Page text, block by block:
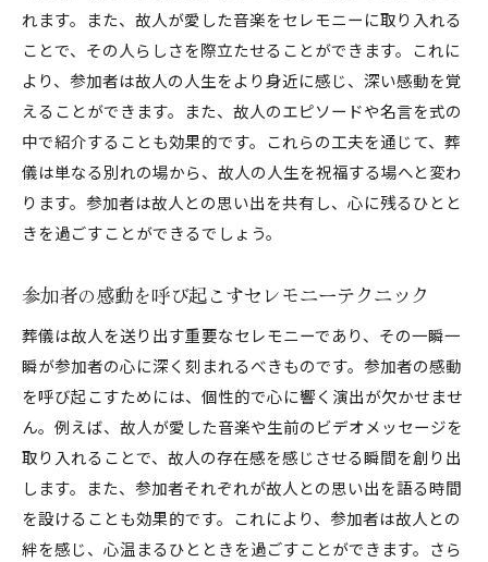
参加者の心に残る演出の取り入れ方
葬儀の個別性を高めるためのアイデア集
パーソナライズされた葬儀のためのヒント
故人の好きなものを取り入れた演出
遺族の意向を反映したプログラム作り
地域独自の文化を活かした葬儀の工夫
参加者が故人の人生を理解するための演出
思い出を美しく表現するための葬儀の工夫
故人の人生を感じさせるセレモニーの作り方
美しい思い出を共有するための演出
参加者の心に残るビジュアルディスプレイ
故人の趣味や職業をテーマにしたデコレーショ
ン
音楽と映像を駆使した感動の演出
参加者が故人を偲ぶための工夫
れます。また、故人が愛した音楽をセレモニーに取り入れる
ことで、その人らしさを際立たせることができます。これに
より、参加者は故人の人生をより身近に感じ、深い感動を覚
えることができます。また、故人のエピソードや名言を式の
中で紹介することも効果的です。これらの工夫を通じて、葬
儀は単なる別れの場から、故人の人生を祝福する場へと変わ
ります。参加者は故人との思い出を共有し、心に残るひとと
きを過ごすことができるでしょう。
参加者の感動を呼び起こすセレモニーテクニック
葬儀は故人を送り出す重要なセレモニーであり、その一瞬一
瞬が参加者の心に深く刻まれるべきものです。参加者の感動
を呼び起こすためには、個性的で心に響く演出が欠かせませ
ん。例えば、故人が愛した音楽や生前のビデオメッセージを
取り入れることで、故人の存在感を感じさせる瞬間を創り出
します。また、参加者それぞれが故人との思い出を語る時間
を設けることも効果的です。これにより、参加者は故人との
絆を感じ、心温まるひとときを過ごすことができます。さら